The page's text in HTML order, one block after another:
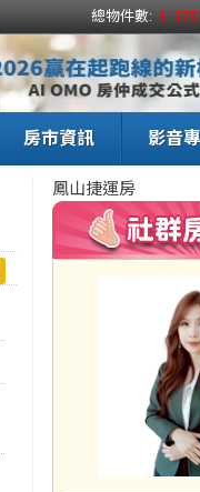
總物件數:
房市資訊 影音
鳳山捷運房